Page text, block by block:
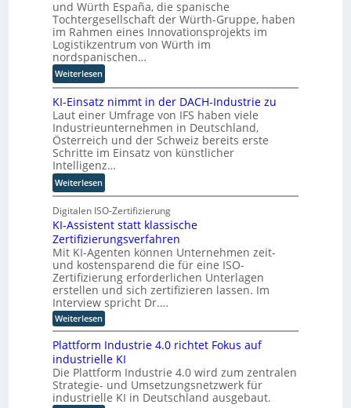
r
n
n
i
r
d
n
e
u
r
W
a
g
o
-
C
E
O
-
Z
w
i
l
l
i
n
g
f
ü
r
T
a
t
e
und Würth España, die spanische
Tochtergesellschaft der Würth-Gruppe, haben
im Rahmen eines Innovationsprojekts im
Logistikzentrum von Würth im
nordspanischen…
Weiterlesen:
M
i
t
Q
u
a
n
t
e
n
c
o
m
p
u
t
i
n
g
u
n
d
KI-Einsatz nimmt in der DACH-Industrie zu
Laut einer Umfrage von IFS haben viele
Industrieunternehmen in Deutschland,
Österreich und der Schweiz bereits erste
Schritte im Einsatz von künstlicher
Intelligenz…
Weiterlesen:
K
I
-
E
i
n
s
a
t
z
m
m
t
Digitalen ISO-Zertifizierung
KI-Assistent statt klassische
Zertifizierungsverfahren
Mit KI-Agenten können Unternehmen zeit-
und kostensparend die für eine ISO-
Zertifizierung erforderlichen Unterlagen
erstellen und sich zertifizieren lassen. Im
Interview spricht Dr.…
Weiterlesen:
K
A
s
i
s
Plattform Industrie 4.0 richtet Fokus auf
industrielle KI
Die Plattform Industrie 4.0 wird zum zentralen
Strategie- und Umsetzungsnetzwerk für
industrielle KI in Deutschland ausgebaut.